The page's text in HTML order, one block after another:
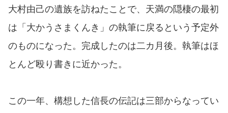
大村由己の遺族を訪ねたことで、天満の隠棲の最初
は「大かうさまくんき」の執筆に戻るという予定外
のものになった。完成したのは二カ月後。執筆はほ
とんど殴り書きに近かった。
この一年、構想した信長の伝記は三部からなってい